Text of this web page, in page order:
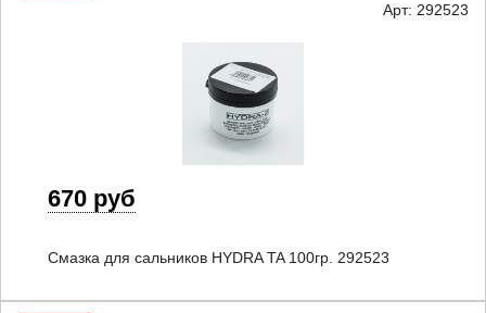
Арт: 292523
670 руб
Смазка для сальников HYDRA TA 100гр. 292523